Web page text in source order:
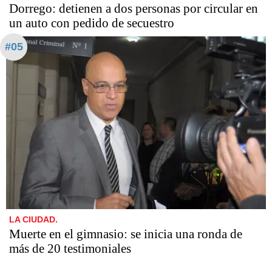
Dorrego: detienen a dos personas por circular en
un auto con pedido de secuestro
#05
LA CIUDAD.
Muerte en el gimnasio: se inicia una ronda de
más de 20 testimoniales